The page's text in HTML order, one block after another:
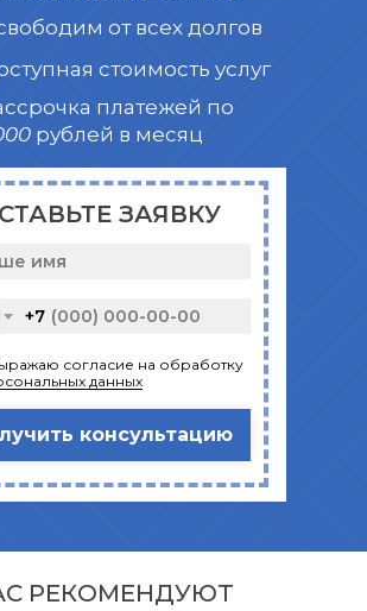
стоимость услуг
от всех долгов
платежей по
рублей в месяц
+7
согласие на обработку
данных
консультацию
ЗАЯВКУ
РЕКОМЕНДУЮТ